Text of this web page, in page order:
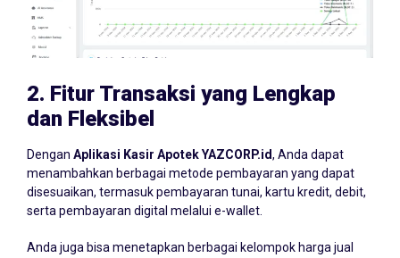
2. Fitur Transaksi yang Lengkap
dan Fleksibel
Dengan Aplikasi Kasir Apotek YAZCORP.id, Anda dapat
menambahkan berbagai metode pembayaran yang dapat
disesuaikan, termasuk pembayaran tunai, kartu kredit, debit,
serta pembayaran digital melalui e-wallet.
Anda juga bisa menetapkan berbagai kelompok harga jual